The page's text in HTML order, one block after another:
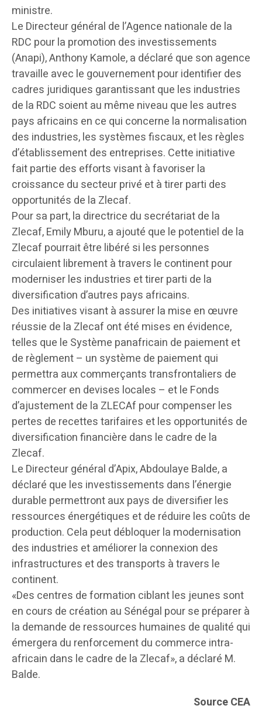
ministre.
Le Directeur général de l’Agence nationale de la
RDC pour la promotion des investissements
(Anapi), Anthony Kamole, a déclaré que son agence
travaille avec le gouvernement pour identifier des
cadres juridiques garantissant que les industries
de la RDC soient au même niveau que les autres
pays africains en ce qui concerne la normalisation
des industries, les systèmes fiscaux, et les règles
d’établissement des entreprises. Cette initiative
fait partie des efforts visant à favoriser la
croissance du secteur privé et à tirer parti des
opportunités de la Zlecaf.
Pour sa part, la directrice du secrétariat de la
Zlecaf, Emily Mburu, a ajouté que le potentiel de la
Zlecaf pourrait être libéré si les personnes
circulaient librement à travers le continent pour
moderniser les industries et tirer parti de la
diversification d’autres pays africains.
Des initiatives visant à assurer la mise en œuvre
réussie de la Zlecaf ont été mises en évidence,
telles que le Système panafricain de paiement et
de règlement – un système de paiement qui
permettra aux commerçants transfrontaliers de
commercer en devises locales – et le Fonds
d’ajustement de la ZLECAf pour compenser les
pertes de recettes tarifaires et les opportunités de
diversification financière dans le cadre de la
Zlecaf.
Le Directeur général d’Apix, Abdoulaye Balde, a
déclaré que les investissements dans l’énergie
durable permettront aux pays de diversifier les
ressources énergétiques et de réduire les coûts de
production. Cela peut débloquer la modernisation
des industries et améliorer la connexion des
infrastructures et des transports à travers le
continent.
«Des centres de formation ciblant les jeunes sont
en cours de création au Sénégal pour se préparer à
la demande de ressources humaines de qualité qui
émergera du renforcement du commerce intra-
africain dans le cadre de la Zlecaf», a déclaré M.
Balde.
Source CEA